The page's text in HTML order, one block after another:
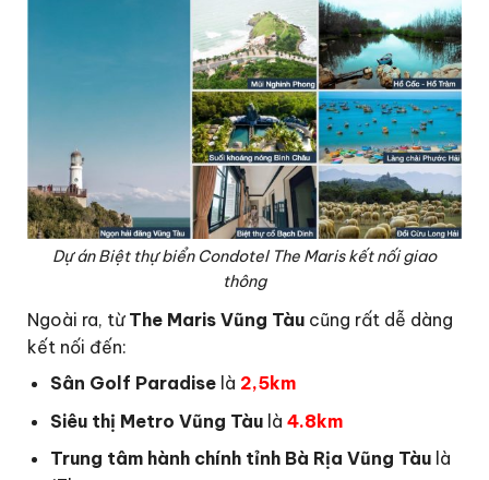
Dự án Biệt thự biển Condotel The Maris kết nối giao
thông
Ngoài ra, từ The Maris Vũng Tàu cũng rất dễ dàng
kết nối đến:
Sân Golf Paradiselà 2,5km
Siêu thị Metro Vũng Tàulà 4.8km
Trung tâm hành chính tỉnh Bà Rịa Vũng Tàulà